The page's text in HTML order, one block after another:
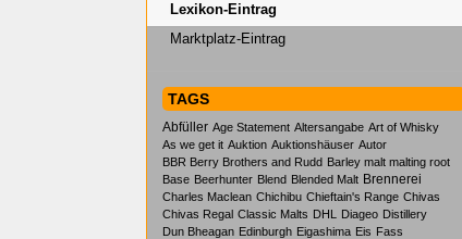
Lexikon-Eintrag
Marktplatz-Eintrag
TAGS
Abfüller Age Statement Altersangabe Art of Whisky
As we get it Auktion Auktionshäuser Autor
BBR Berry Brothers and Rudd Barley malt malting root
Base Beerhunter Blend Blended Malt Brennerei
Charles Maclean Chichibu Chieftain's Range Chivas
Chivas Regal Classic Malts DHL Diageo Distillery
Dun Bheagan Edinburgh Eigashima Eis Fass